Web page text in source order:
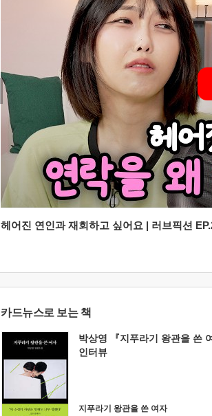
헤어진 연인과 재회하고 싶어요 | 러브픽션
카드뉴스로 보는 책
박상영 『지푸라기 왕관을 쓴
인터뷰
지푸라기 왕관을 쓴 여자